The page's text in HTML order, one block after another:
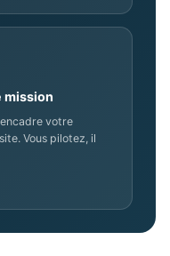
mission
votre
Vous pilotez, il